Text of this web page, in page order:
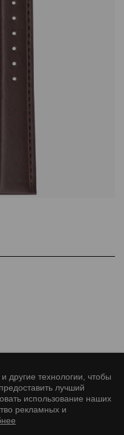
другие технологии, чтобы
лучший
использование наших
рекламных и